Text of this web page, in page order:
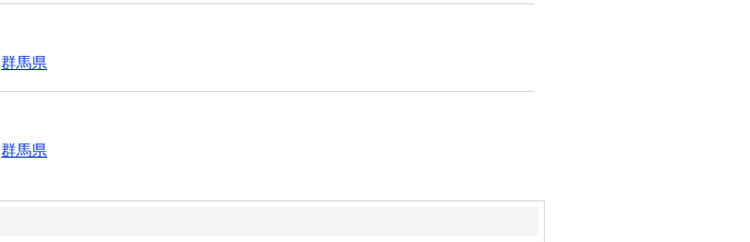
群馬県
群馬県